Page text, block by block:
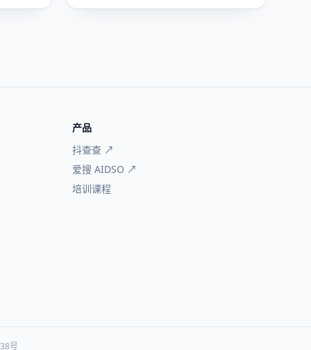
产品
抖查查 ↗
爱搜 AIDSO ↗
培训课程
号